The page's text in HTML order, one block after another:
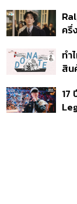
คิด
ครึ่
ทำ
สิน
อยู่
17